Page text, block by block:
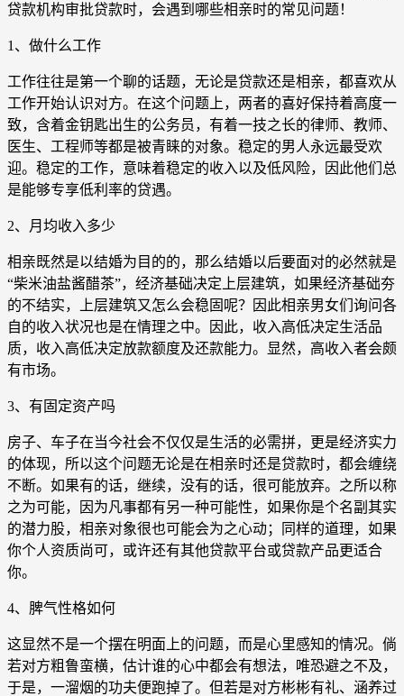
贷款机构审批贷款时，会遇到哪些相亲时的常见问题！
1、做什么工作
工作往往是第一个聊的话题，无论是贷款还是相亲，都喜欢从
工作开始认识对方。在这个问题上，两者的喜好保持着高度一
致，含着金钥匙出生的公务员，有着一技之长的律师、教师、
医生、工程师等都是被青睐的对象。稳定的男人永远最受欢
迎。稳定的工作，意味着稳定的收入以及低风险，因此他们总
是能够专享低利率的贷遇。
2、月均收入多少
相亲既然是以结婚为目的的，那么结婚以后要面对的必然就是
“柴米油盐酱醋茶”，经济基础决定上层建筑，如果经济基础夯
的不结实，上层建筑又怎么会稳固呢？因此相亲男女们询问各
自的收入状况也是在情理之中。因此，收入高低决定生活品
质，收入高低决定放款额度及还款能力。显然，高收入者会颇
有市场。
3、有固定资产吗
房子、车子在当今社会不仅仅是生活的必需拼，更是经济实力
的体现，所以这个问题无论是在相亲时还是贷款时，都会缠绕
不断。如果有的话，继续，没有的话，很可能放弃。之所以称
之为可能，因为凡事都有另一种可能性，如果你是个名副其实
的潜力股，相亲对象很也可能会为之心动；同样的道理，如果
你个人资质尚可，或许还有其他贷款平台或贷款产品更适合
你。
4、脾气性格如何
这显然不是一个摆在明面上的问题，而是心里感知的情况。倘
若对方粗鲁蛮横，估计谁的心中都会有想法，唯恐避之不及，
于是，一溜烟的功夫便跑掉了。但若是对方彬彬有礼、涵养过